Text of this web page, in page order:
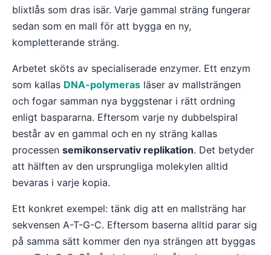
blixtlås som dras isär. Varje gammal sträng fungerar
sedan som en mall för att bygga en ny,
kompletterande sträng.
Arbetet sköts av specialiserade enzymer. Ett enzym
som kallas DNA-polymeras läser av mallsträngen
och fogar samman nya byggstenar i rätt ordning
enligt baspararna. Eftersom varje ny dubbelspiral
består av en gammal och en ny sträng kallas
processen semikonservativ replikation. Det betyder
att hälften av den ursprungliga molekylen alltid
bevaras i varje kopia.
Ett konkret exempel: tänk dig att en mallsträng har
sekvensen A-T-G-C. Eftersom baserna alltid parar sig
på samma sätt kommer den nya strängen att byggas